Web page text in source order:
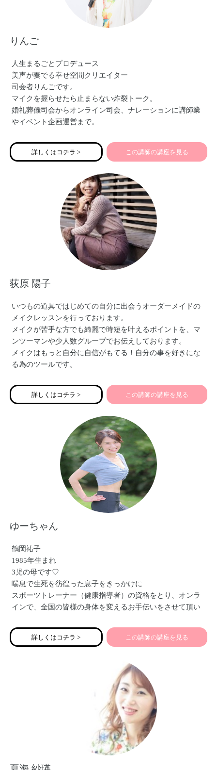
りんご
人生まるごとプロデュース
美声が奏でる幸せ空間クリエイター
司会者りんごです。
マイクを握らせたら止まらない炸裂トーク。
婚礼葬儀司会からオンライン司会、ナレーションに講師業
やイベント企画運営まで。
ご縁ナビゲーター結婚相談所Ring oN〜人生まるごとプロデ
ュースも営んでいます。
たくさんのママの夢が叶うよう…
全開パワーで務めさせていただきます。
詳しくはコチラ > この講師の講座を見る
荻原 陽子
いつもの道具ではじめての自分に出会うオーダーメイドの
メイクレッスンを行っております。
メイクが苦手な方でも綺麗で時短を叶えるポイントを、マ
ンツーマンや少人数グループでお伝えしております。
メイクはもっと自分に自信がもてる！自分の事を好きにな
る為のツールです。
たレッスンでご自分で出来るようになって頂いています！
レッスンの受講生は大学生や社会人のファーストメイクか
ションショーのショーメイクまで「魅せる外見を創る」プ
ロとして2012年から活動しております。
詳しくはコチラ > この講師の講座を見る
ゆーちゃん
鶴岡祐子
1985年生まれ
3児の母です♡
喘息で生死を彷徨った息子をきっかけに
スポーツトレーナー（健康指導者）の資格をとり、オンラ
インで、全国の皆様の身体を変えるお手伝いをさせて頂い
痩せて、くびれができた！
尿もれがなくなった！
毎日沢山の口コミを頂けて、わたしも励みになります！
姿勢美人を増やしていきたいなと思っております♡
詳しくはコチラ > この講師の講座を見る